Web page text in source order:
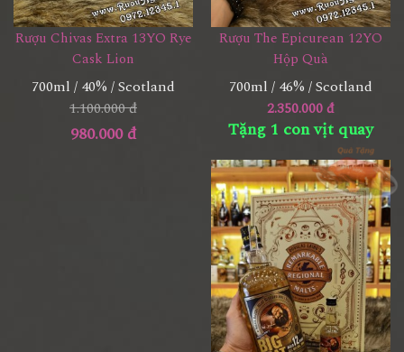
Rượu Chivas Extra 13YO Rye
Cask Lion
700ml / 40% / Scotland
1.100.000 đ
980.000 đ
Rượu The Epicurean 12YO
Hộp Quà
700ml / 46% / Scotland
2.350.000 đ
Tặng 1 con vịt quay